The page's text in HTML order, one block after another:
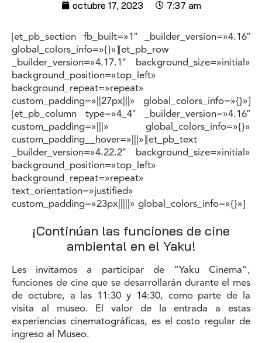
octubre 17, 2023 7:37 am
[et_pb_section fb_built=»1″ _builder_version=»4.16″
global_colors_info=»{}»][et_pb_row
_builder_version=»4.17.1″ background_size=»initial»
background_position=»top_left»
background_repeat=»repeat»
custom_padding=»||27px|||» global_colors_info=»{}»]
[et_pb_column type=»4_4″ _builder_version=»4.16″
custom_padding=»|||» global_colors_info=»{}»
custom_padding__hover=»|||»][et_pb_text
_builder_version=»4.22.2″ background_size=»initial»
background_position=»top_left»
background_repeat=»repeat»
text_orientation=»justified»
custom_padding=»23px|||||» global_colors_info=»{}»]
¡Continúan las funciones de cine
ambiental en el Yaku!
Les invitamos a participar de “Yaku Cinema”,
funciones de cine que se desarrollarán durante el mes
de octubre, a las 11:30 y 14:30, como parte de la
visita al museo. El valor de la entrada a estas
experiencias cinematográficas, es el costo regular de
ingreso al Museo.